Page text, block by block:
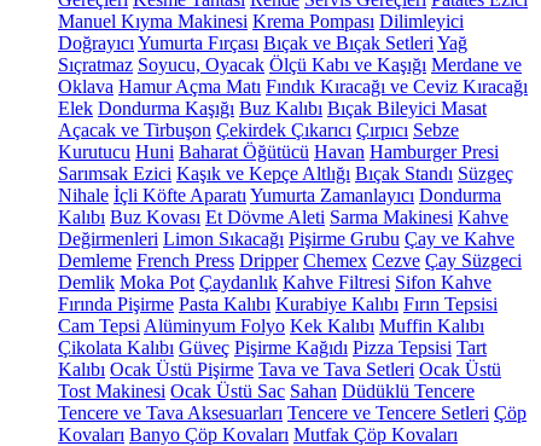
Manuel Kıyma Makinesi Krema Pompası Dilimleyici
Doğrayıcı Yumurta Fırçası Bıçak ve Bıçak Setleri Yağ
Sıçratmaz Soyucu, Oyacak Ölçü Kabı ve Kaşığı Merdane ve
Oklava Hamur Açma Matı Fındık Kıracağı ve Ceviz Kıracağı
Elek Dondurma Kaşığı Buz Kalıbı Bıçak Bileyici Masat
Açacak ve Tirbuşon Çekirdek Çıkarıcı Çırpıcı Sebze
Kurutucu Huni Baharat Öğütücü Havan Hamburger Presi
Sarımsak Ezici Kaşık ve Kepçe Altlığı Bıçak Standı Süzgeç
Nihale İçli Köfte Aparatı Yumurta Zamanlayıcı Dondurma
Kalıbı Buz Kovası Et Dövme Aleti Sarma Makinesi Kahve
Değirmenleri Limon Sıkacağı Pişirme Grubu Çay ve Kahve
Demleme French Press Dripper Chemex Cezve Çay Süzgeci
Demlik Moka Pot Çaydanlık Kahve Filtresi Sifon Kahve
Fırında Pişirme Pasta Kalıbı Kurabiye Kalıbı Fırın Tepsisi
Cam Tepsi Alüminyum Folyo Kek Kalıbı Muffin Kalıbı
Çikolata Kalıbı Güveç Pişirme Kağıdı Pizza Tepsisi Tart
Kalıbı Ocak Üstü Pişirme Tava ve Tava Setleri Ocak Üstü
Tost Makinesi Ocak Üstü Sac Sahan Düdüklü Tencere
Tencere ve Tava Aksesuarları Tencere ve Tencere Setleri Çöp
Kovaları Banyo Çöp Kovaları Mutfak Çöp Kovaları